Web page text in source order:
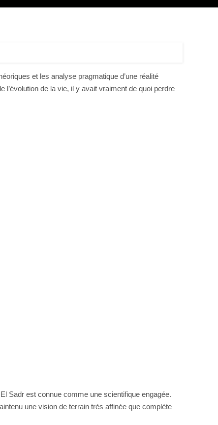
et les analyse pragmatique d’une réalité
l’évolution de la vie, il y avait vraiment de quoi perdre
Sadr est connue comme une scientifique engagée.
une vision de terrain très affinée que complète